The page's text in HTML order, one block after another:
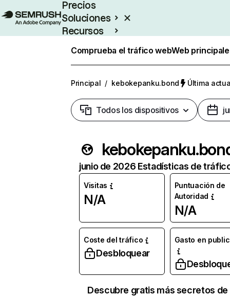
Precios
Soluciones
Recursos
Comprueba el tráfico webWeb
Principal / kebokepanku.bond Última
Todos los dispositivos
junio de 2026 Estadísticas de
Visitas
N/A
Puntuación de
Autoridad
N/A
Coste del tráfico
Desbloquear
Gasto en
Descubre gratis más secretos de